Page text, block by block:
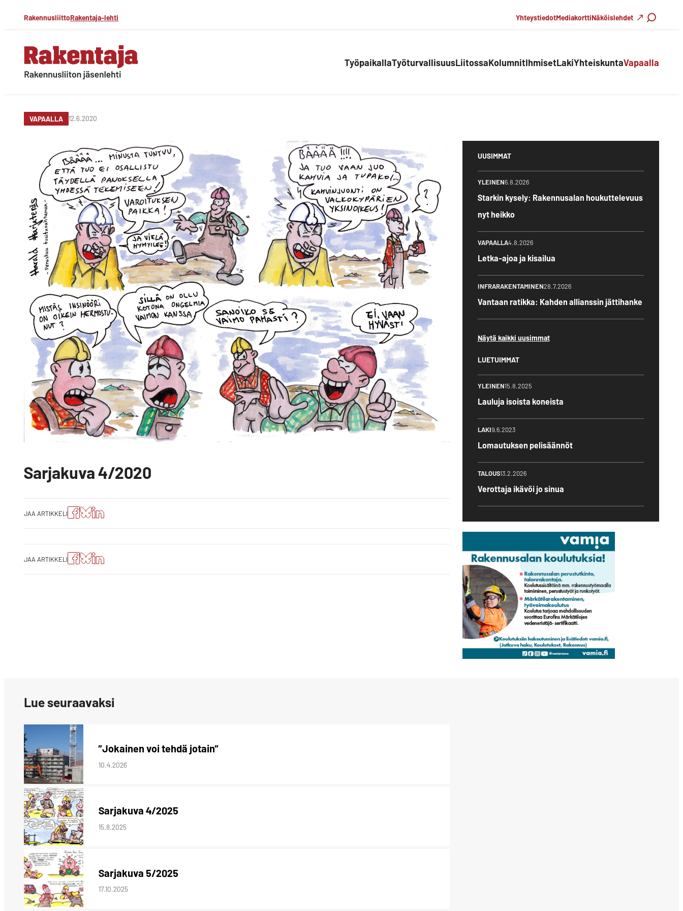
Siirry
suoraan
sisältöön
RakennusliittoRakentaja-lehti YhteystiedotMediakorttiNäköislehdet
Haku
Rakentaja-lehti TyöpaikallaTyöturvallisuusLiitossaKolumnitIhmisetLakiYhteiskuntaVapaalla
VAPAALLA 12.6.2020
Sarjakuva 4/2020
JAA ARTIKKELI
Jaa
artikkeli
Jaa
artikkeli
Jako:
Jaa
LinkedIn:ssä
JAA ARTIKKELI
Jaa
artikkeli
Jaa
artikkeli
Jako:
Jaa
UUSIMMAT
YLEINEN6.8.2026
Starkin kysely: Rakennusalan houkuttelevuus
nyt heikko
VAPAALLA4.8.2026
Letka-ajoa ja kisailua
INFRARAKENTAMINEN28.7.2026
Vantaan ratikka: Kahden allianssin jättihanke
Näytä kaikki uusimmat
LUETUIMMAT
YLEINEN15.8.2025
Lauluja isoista koneista
LAKI9.6.2023
Lomautuksen pelisäännöt
TALOUS13.2.2026
Verottaja ikävöi jo sinua
Lue seuraavaksi
”Jokainen voi tehdä jotain”
10.4.2026
Sarjakuva 4/2025
15.8.2025
Sarjakuva 5/2025
17.10.2025